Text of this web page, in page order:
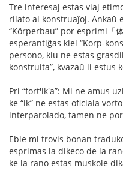
Tre interesaj estas viaj
rilato al konstruaĵoj. Ankaŭ
“Körperbau” por esprimi「
esperantiĝas kiel “Korp-
persono, kiu ne estas
konstruita”, kvazaŭ li estus
Pri “fort'ik'a”: Mi ne amus
ke “ik” ne estas oficiala
interparolado, tamen ne
Eble mi trovis bonan
esprimas la dikeco de la
ke la rano estas muskole